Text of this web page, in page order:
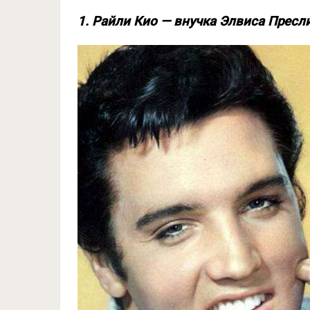
1. Райли Кио — внучка Элвиса